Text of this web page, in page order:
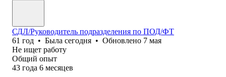
СДЛ/Руководитель подразделения по ПОД/ФТ
61 год • Была сегодня • Обновлено 7 мая
Не ищет работу
Общий опыт
43 года 6 месяцев